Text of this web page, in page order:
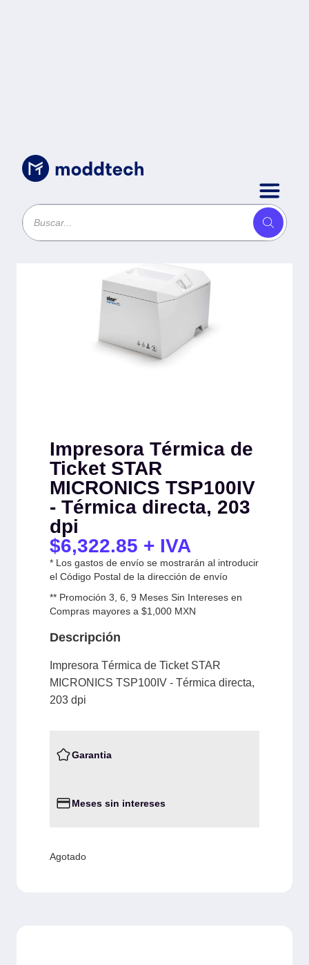
Uncategorized/Impresora Térmica de Ticket
STAR MICRONICS TSP100IV -
Térmica directa, 203 dpi
Impresora Térmica de
Ticket STAR
MICRONICS TSP100IV
- Térmica directa, 203
dpi
$6,322.85 + IVA
* Los gastos de envío se mostrarán al introducir
el Código Postal de la dirección de envío
** Promoción 3, 6, 9 Meses Sin Intereses en
Compras mayores a $1,000 MXN
Descripción
Impresora Térmica de Ticket STAR
MICRONICS TSP100IV - Térmica directa,
203 dpi
Garantia
Meses sin intereses
Agotado